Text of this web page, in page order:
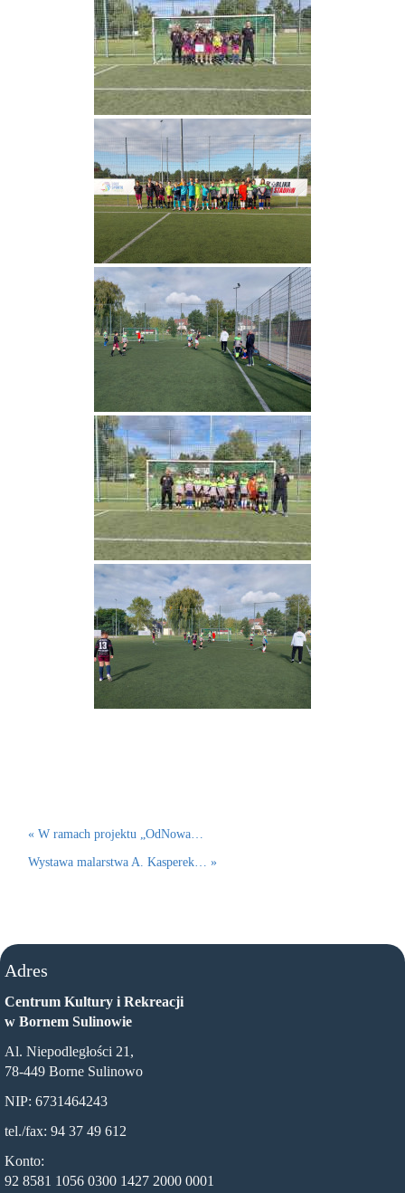
« W ramach projektu „OdNowa…
Wystawa malarstwa A. Kasperek… »
Adres
Centrum Kultury i Rekreacji
w Bornem Sulinowie
Al. Niepodległości 21,
78-449 Borne Sulinowo
NIP: 6731464243
tel./fax: 94 37 49 612
Konto:
92 8581 1056 0300 1427 2000 0001